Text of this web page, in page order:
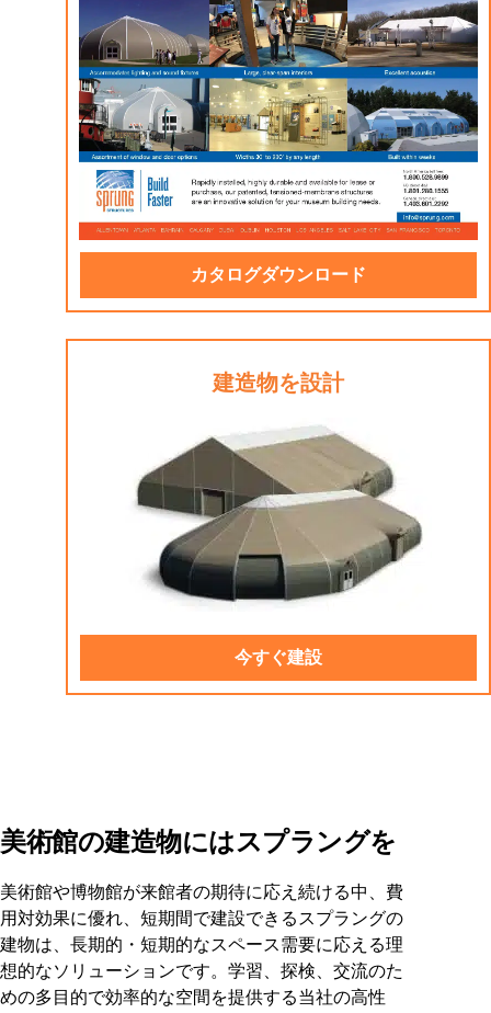
カタログダウンロード
建造物を設計
今すぐ建設
美術館の建造物にはスプラングを
美術館や博物館が来館者の期待に応え続ける中、費
用対効果に優れ、短期間で建設できるスプラングの
建物は、長期的・短期的なスペース需要に応える理
想的なソリューションです。学習、探検、交流のた
めの多目的で効率的な空間を提供する当社の高性